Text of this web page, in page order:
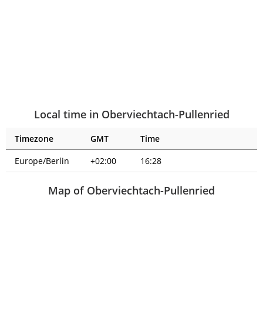
Local time in Oberviechtach-Pullenried
Timezone GMT
Time
Europe/Berlin
+02:00 16:28
Map of Oberviechtach-Pullenried